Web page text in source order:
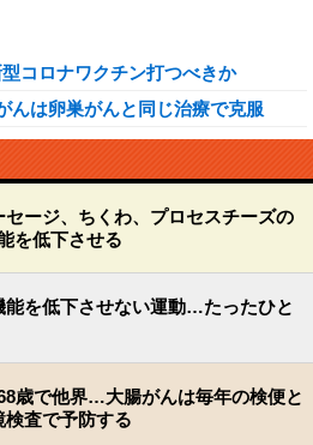
コロナワクチン打つべきか
んは卵巣がんと同じ治療で克服
セージ、ちくわ、プロセスチーズの
を低下させる
能を低下させない運動…たったひと
歳で他界…大腸がんは毎年の検便と
査で予防する